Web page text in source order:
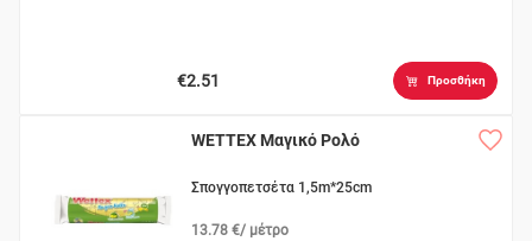
€2.51 Προσθήκη
WETTEX Μαγικό Ρολό
Σπογγοπετσέτα 1,5m*25cm
13.78 €/ μέτρο